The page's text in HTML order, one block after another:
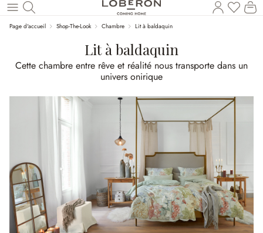
Revenir au contenu principal
Vous
Page d'accueil Shop-The-Look Chambre Lit à baldaquin
Lit à baldaquin
Cette chambre entre rêve et réalité nous transporte dans un
univers onirique